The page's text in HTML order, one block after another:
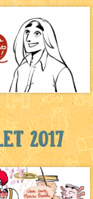
2017